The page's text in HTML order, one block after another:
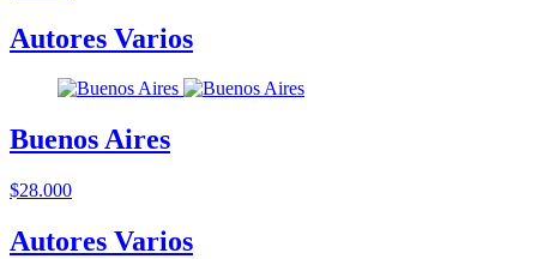
Autores Varios
Buenos Aires
$28.000
Autores Varios